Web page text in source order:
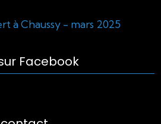
à Chaussy - mars 2025
Facebook